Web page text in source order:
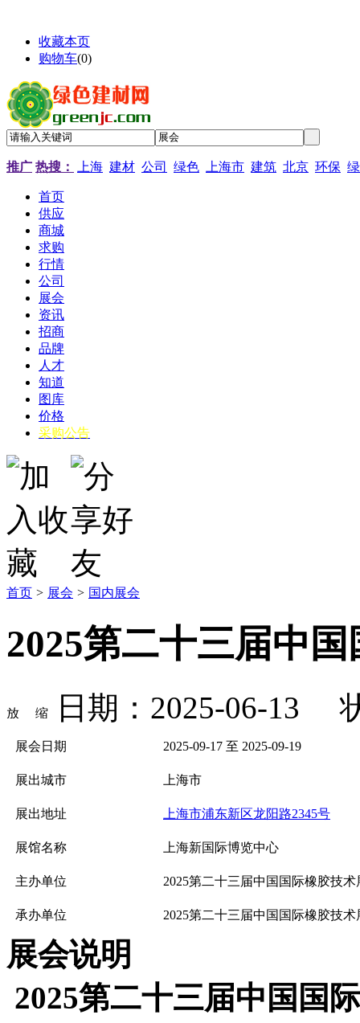
收藏本页
购物车(0)
推广 热搜： 上海 建材 公司 绿色 上海市 建筑 北京 环保
首页
供应
商城
求购
行情
公司
展会
资讯
招商
品牌
人才
知道
图库
价格
采购公告
首页 > 展会 > 国内展会
2025第二十三届中
日期：2025-06-13
展会日期 2025-09-17 至 2025-09-19
展出城市 上海市
展出地址 上海市浦东新区龙阳路2345号
展馆名称 上海新国际博览中心
主办单位 2025第二十三届中国国际橡胶技
承办单位 2025第二十三届中国国际橡胶技
展会说明
2025第二十三届中国国